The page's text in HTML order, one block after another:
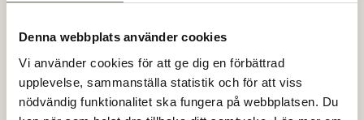
Denna webbplats använder cookies
Vi använder cookies för att ge dig en förbättrad
upplevelse, sammanställa statistik och för att viss
nödvändig funktionalitet ska fungera på webbplatsen. Du
Genom att göra en bokningsanmälan så anmäler du ditt
intresse för en specifik lägenhet. Mäklaren kommer
sedan att kontakta dig för vidare information.